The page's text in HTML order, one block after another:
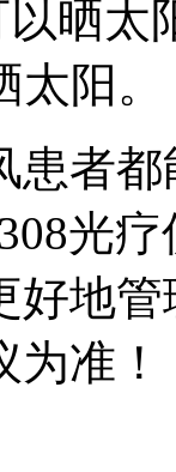
晒太
阳。
患者
光
好地
准！